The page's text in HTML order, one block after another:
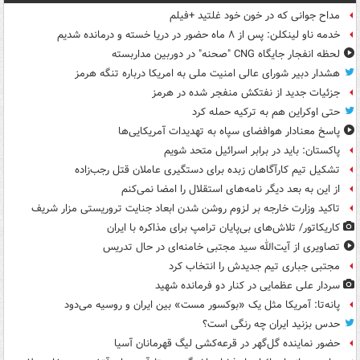
مداح جوانی که در خون خود غلتید +فیلم
خدمه ناو لینکلن: پس از ۸ ماه حضور در دریا خسته و درمانده‌ شدیم
لحظه انفجار جایگاه CNG "صحنه" در دوربین مداربسته
هشدار دبیر شورای عالی امنیت ملی به امریکا درباره تنگه هرمز
جزئیات جدید از نفتکش منفجر شده در هرمز
حتی اوکراین هم به ترکیه حمله کرد
پاسخ معنادار هوافضای سپاه به تهدیدات آمریکایی‌ها
پاکستان: باید در برابر اسرائیل متحد شویم
تشکیل تیم کارآگاهان زبده برای دستگیری عاملان قتل رجب‌زاده
از این به بعد دیگر نامه‌های استقلال را امضا نمی‌کنم
تاکید وزارت خارجه بر لزوم روشن شدن ابعاد جنایت تروریستی مزار شریف
کاریکاتور/ تلاش‌های بی‌پایان ترامپ برای مذاکره با ایران
تصاویری از آیت‌الله سید مجتبی خامنه‌ای در حال تدریس
مجتبی جباری تیم جدیدش را انتخاب کرد
سردار علی عظمایی در کنار دو فرمانده شهید
پانه‌تا: آمریکا مثل یک «بوکسور مست» بین ایران و روسیه می‌دود
حدس بزنید ایران چه رنگی است؟
حضور نماینده گل‌گهر در قرعه‌کشی لیگ قهرمانان آسیا